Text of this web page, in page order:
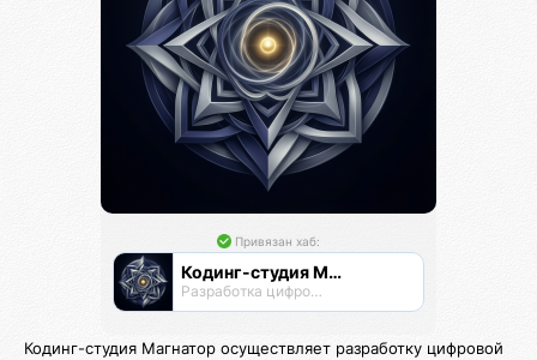
Привязан хаб:
Кодинг-студия Магнатор
Разработка цифровых продуктов
Кодинг-студия Магнатор осуществляет разработку цифровой